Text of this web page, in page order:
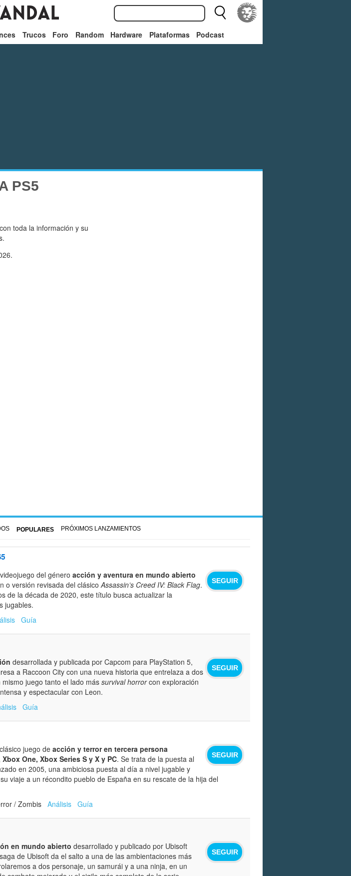
Trucos Foro Random Hardware Plataformas Podcast
PS5
toda la información y su
POPULARES PRÓXIMOS LANZAMIENTOS
SEGUIR
del género acción y aventura en mundo abierto
o versión revisada del clásico Assassin’s Creed IV: Black Flag.
de la década de 2020, este título busca actualizar la
jugables.
Guía
SEGUIR
desarrollada y publicada por Capcom para PlayStation 5,
a Raccoon City con una nueva historia que entrelaza a dos
juego tanto el lado mássurvival horrorcon exploración
y espectacular con Leon.
Guía
SEGUIR
juego deacción y terror en tercera persona
One, Xbox Series S y X y PC. Se trata de la puesta al
en 2005, una ambiciosa puesta al día a nivel jugable y
viaje a un récondito pueblo de España en su rescate de la hija del
/ Zombis Análisis Guía
SEGUIR
en mundo abierto desarrollado y publicado por Ubisoft
de Ubisoft da el salto a una de las ambientaciones más
a dos personaje, un samurái y a una ninja, en un